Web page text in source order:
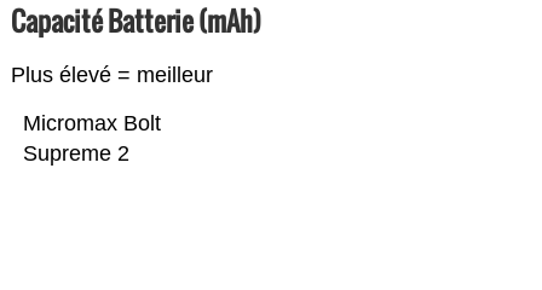
Capacité Batterie (mAh)
Plus élevé = meilleur
Micromax Bolt
Supreme 2